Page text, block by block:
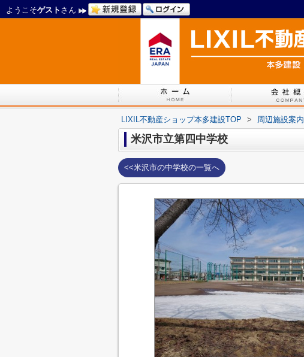
ようこそゲスト さん
LIXIL不動産ショップ本多建設TOP > 周辺施設案内
米沢市立第四中学校
<<米沢市の中学校の一覧へ